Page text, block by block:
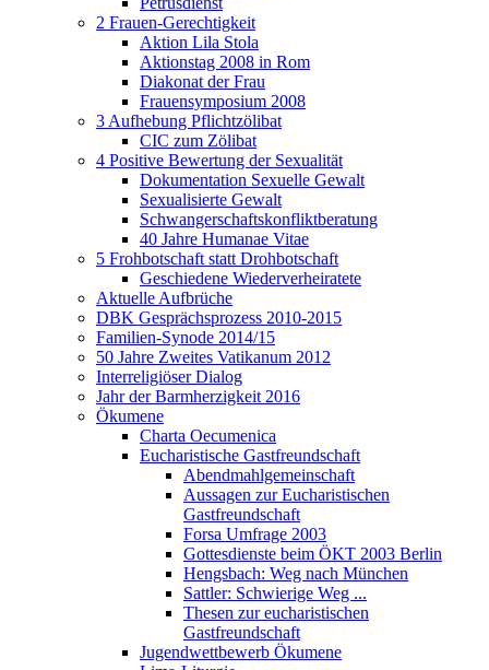
2 Frauen-Gerechtigkeit
Aktion Lila Stola
Aktionstag 2008 in Rom
Diakonat der Frau
Frauensymposium 2008
3 Aufhebung Pflichtzölibat
CIC zum Zölibat
4 Positive Bewertung der Sexualität
Dokumentation Sexuelle Gewalt
Sexualisierte Gewalt
Schwangerschaftskonfliktberatung
40 Jahre Humanae Vitae
5 Frohbotschaft statt Drohbotschaft
Geschiedene Wiederverheiratete
Aktuelle Aufbrüche
DBK Gesprächsprozess 2010-2015
Familien-Synode 2014/15
50 Jahre Zweites Vatikanum 2012
Interreligiöser Dialog
Jahr der Barmherzigkeit 2016
Ökumene
Charta Oecumenica
Eucharistische Gastfreundschaft
Abendmahlgemeinschaft
Aussagen zur Eucharistischen
Gastfreundschaft
Forsa Umfrage 2003
Gottesdienste beim ÖKT 2003 Berlin
Hengsbach: Weg nach München
Sattler: Schwierige Weg ...
Thesen zur eucharistischen
Gastfreundschaft
Jugendwettbewerb Ökumene